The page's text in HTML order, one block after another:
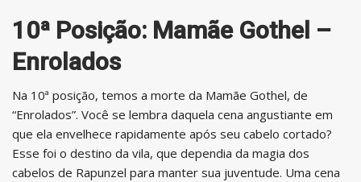
10ª Posição: Mamãe Gothel –
Enrolados
Na 10ª posição, temos a morte da Mamãe Gothel, de
“Enrolados”. Você se lembra daquela cena angustiante em
que ela envelhece rapidamente após seu cabelo cortado?
Esse foi o destino da vila, que dependia da magia dos
cabelos de Rapunzel para manter sua juventude. Uma cena